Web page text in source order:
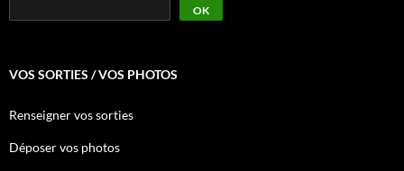
OK
VOS SORTIES / VOS PHOTOS
Renseigner vos sorties
Déposer vos photos